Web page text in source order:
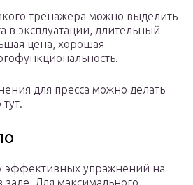
тренажера можно выделить
в эксплуатации, длительный
цена, хорошая
для пресса можно делать
эффективных упражнений на
зале. Для максимального